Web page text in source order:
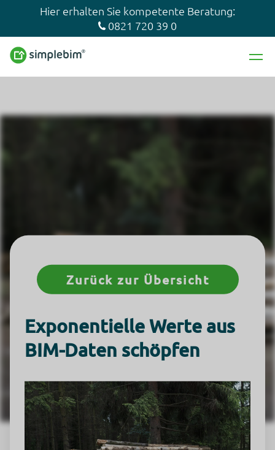
Hier erhalten Sie kompetente Beratung:
0821 720 39 0
Zurück zur Übersicht
Exponentielle Werte aus
BIM-Daten schöpfen